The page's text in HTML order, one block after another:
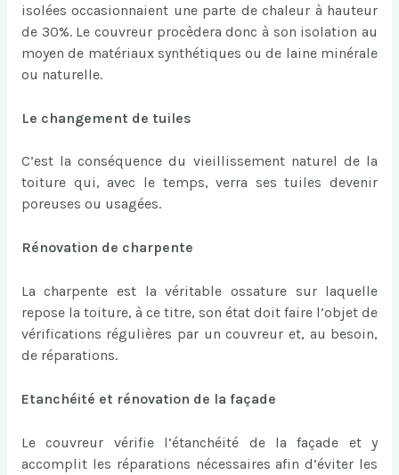
isolées occasionnaient une parte de chaleur à hauteur
de 30%. Le couvreur procèdera donc à son isolation au
moyen de matériaux synthétiques ou de laine minérale
ou naturelle.
Le changement de tuiles
C’est la conséquence du vieillissement naturel de la
toiture qui, avec le temps, verra ses tuiles devenir
poreuses ou usagées.
Rénovation de charpente
La charpente est la véritable ossature sur laquelle
repose la toiture, à ce titre, son état doit faire l’objet de
vérifications régulières par un couvreur et, au besoin,
de réparations.
Etanchéité et rénovation de la façade
Le couvreur vérifie l’étanchéité de la façade et y
accomplit les réparations nécessaires afin d’éviter les